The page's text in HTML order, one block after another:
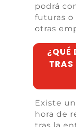
podrá
futuras o
otras
¿QUÉ
TRAS
Existe
hora de